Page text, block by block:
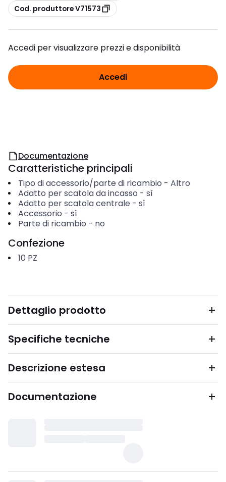
copia
Cod. produttore V71573
Accedi per visualizzare prezzi e disponibilità
Accedi
Documentazione
Caratteristiche principali
Tipo di accessorio/parte di ricambio - Altro
Adatto per scatola da incasso - sì
Adatto per scatola centrale - sì
Accessorio - sì
Parte di ricambio - no
Confezione
10 PZ
Dettaglio prodotto
Specifiche tecniche
Descrizione estesa
Documentazione